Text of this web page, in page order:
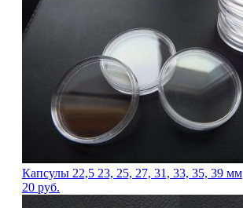
Капсулы 22,5 23, 25, 27, 31, 33, 35, 39 мм
20 руб.